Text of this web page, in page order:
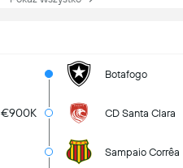
Botafogo
€900K CD Santa Clara
Sampaio Corrêa